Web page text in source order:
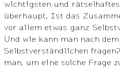
wichtigsten und
überhaupt. Ist das
vor allem etwas ganz
Und wie kann man nach dem
Selbstverständlichen
man, um eine solche Frage